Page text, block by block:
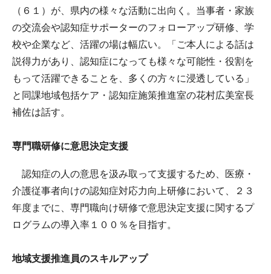
（６１）が、県内の様々な活動に出向く。当事者・家族
の交流会や認知症サポーターのフォローアップ研修、学
校や企業など、活躍の場は幅広い。「ご本人による話は
説得力があり、認知症になっても様々な可能性・役割を
もって活躍できることを、多くの方々に浸透している」
と同課地域包括ケア・認知症施策推進室の花村広美室長
補佐は話す。
専門職研修に意思決定支援
認知症の人の意思を汲み取って支援するため、医療・
介護従事者向けの認知症対応力向上研修において、２３
年度までに、専門職向け研修で意思決定支援に関するプ
ログラムの導入率１００％を目指す。
地域支援推進員のスキルアップ